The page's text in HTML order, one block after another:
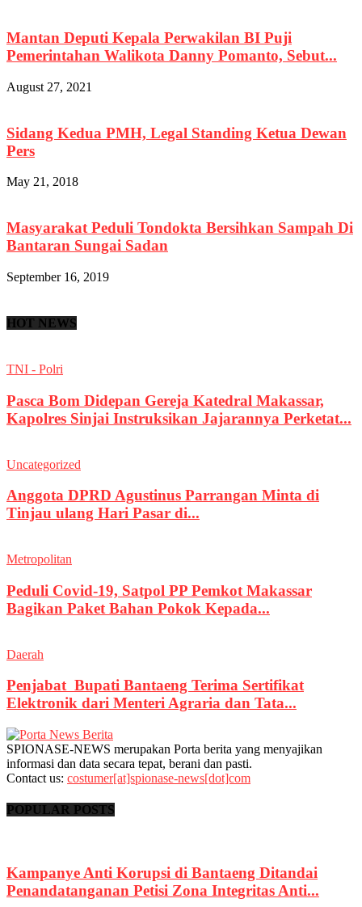
Mantan Deputi Kepala Perwakilan BI Puji
Pemerintahan Walikota Danny Pomanto, Sebut...
August 27, 2021
Sidang Kedua PMH, Legal Standing Ketua Dewan
Pers
May 21, 2018
Masyarakat Peduli Tondokta Bersihkan Sampah Di
Bantaran Sungai Sadan
September 16, 2019
HOT NEWS
TNI - Polri
Pasca Bom Didepan Gereja Katedral Makassar,
Kapolres Sinjai Instruksikan Jajarannya Perketat...
Uncategorized
Anggota DPRD Agustinus Parrangan Minta di
Tinjau ulang Hari Pasar di...
Metropolitan
Peduli Covid-19, Satpol PP Pemkot Makassar
Bagikan Paket Bahan Pokok Kepada...
Daerah
Penjabat Bupati Bantaeng Terima Sertifikat
Elektronik dari Menteri Agraria dan Tata...
SPIONASE-NEWS merupakan Porta berita yang menyajikan
informasi dan data secara tepat, berani dan pasti.
Contact us: costumer[at]spionase-news[dot]com
POPULAR POSTS
Kampanye Anti Korupsi di Bantaeng Ditandai
Penandatanganan Petisi Zona Integritas Anti...